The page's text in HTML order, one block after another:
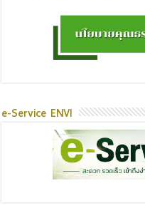
e-Service ENVI